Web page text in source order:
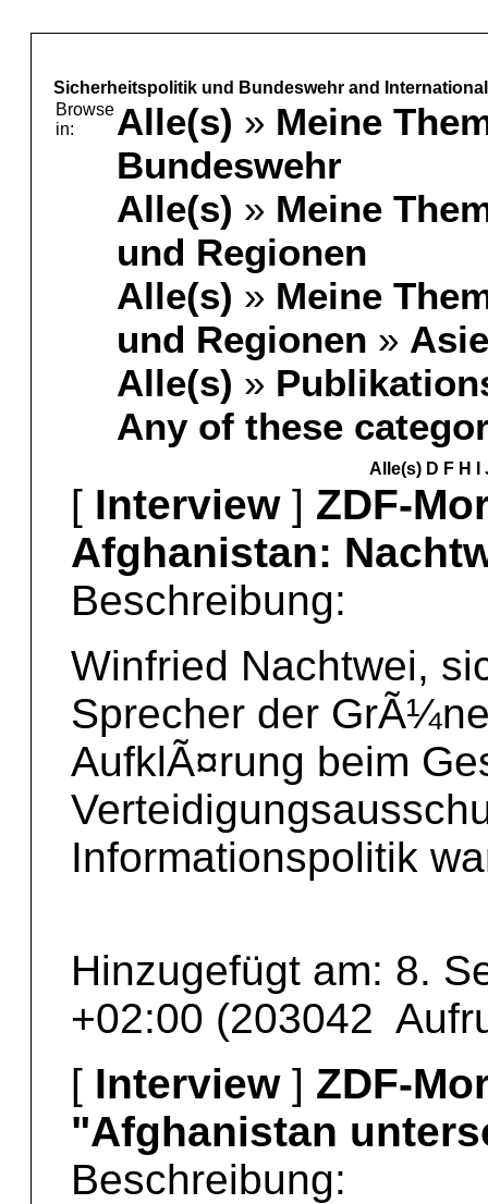
Sicherheitspolitik und Bundeswehr and
Browse
in:
Alle(s) » Meine
Bundeswehr
Alle(s) » Meine
und Regionen
Alle(s) » Meine
und Regionen »
Alle(s) »
Any of these
Alle(s) D F H
[ Interview] ZDF-
Afghanistan:
Beschreibung:
Winfried Nachtwei,
Sprecher der
AufklÃ¤rung beim
Informationspolitik
Hinzugefügt am: 8.
+02:00 (203042
[ Interview] ZDF-
"Afghanistan
Beschreibung: